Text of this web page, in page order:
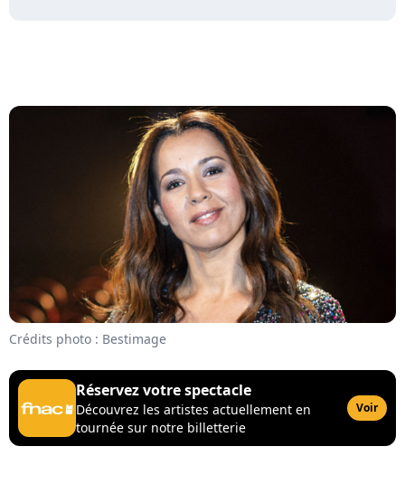
Crédits photo : Bestimage
Réservez votre spectacle
Découvrez les artistes actuellement en
tournée sur notre billetterie
Voir